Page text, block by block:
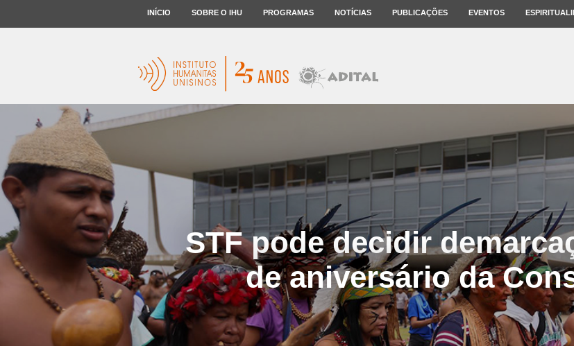
INÍCIO SOBRE O IHU PROGRAMAS NOTÍCIAS PUBLICAÇÕES EVENTOS
STF pode decidir
de aniversário da